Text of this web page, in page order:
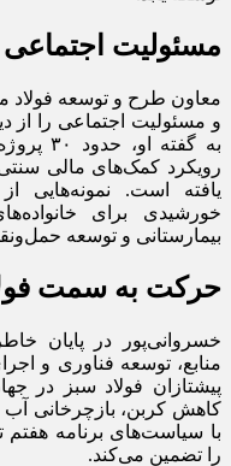
مسئولیت
معاون طرح و توسعه فولاد
و مسئولیت اجتماعی را
به
رویکرد کمک‌های مالی سنتی
یافته است. نمونه‌هایی
خورشیدی برای
بیمارستانی و توسعه
حرکت به سمت
خسروانی‌پور در پایان
منابع، توسعه فناوری و
پیشتازان فولاد سبز در
کاهش کربن، بازچرخانی آب
با سیاست‌های برنامه
را تضمین می‌کند.